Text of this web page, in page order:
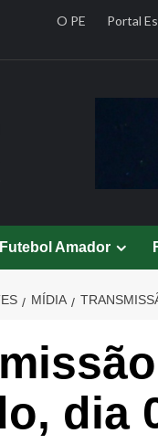
O PE Portal
Futebol Amador
MÍDIA
dia